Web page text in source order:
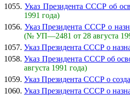
1055.Указ Президента СССР об
1991 года)
1056. Указ Президента СССР о
(№ УП—2481 от 28 августа
1057. Указ Президента СССР о
1058.Указ Президента СССР об
августа 1991 года)
1059. Указ Президента СССР о
1060. Указ Президента СССР о